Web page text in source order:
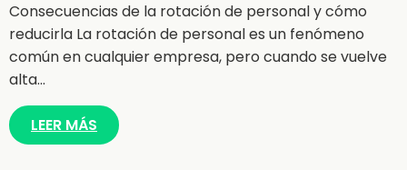
Consecuencias de la rotación de personal y cómo
reducirla La rotación de personal es un fenómeno
común en cualquier empresa, pero cuando se vuelve
alta…
LEER MÁS